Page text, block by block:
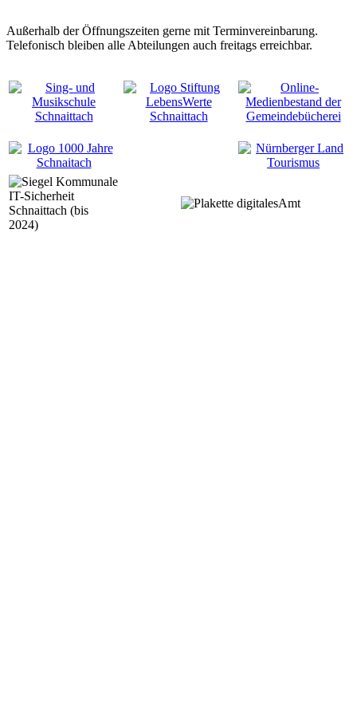
Außerhalb der Öffnungszeiten gerne mit Terminvereinbarung.
Telefonisch bleiben alle Abteilungen auch freitags erreichbar.